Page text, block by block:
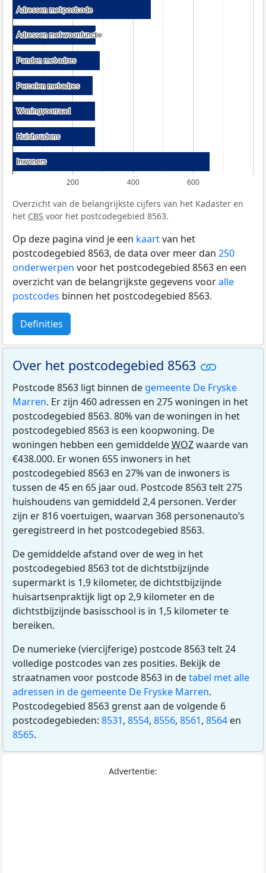
200 400 600
Adressen met postcode
Adressen met postcode
Adressen met woonfunctie
Adressen met woonfunctie
Panden met adres
Panden met adres
Percelen met adres
Percelen met adres
Woningvoorraad
Woningvoorraad
Huishoudens
Huishoudens
Inwoners
Inwoners
Overzicht van de belangrijkste cijfers van het Kadaster en
het CBS voor het postcodegebied 8563.
Op deze pagina vind je een kaartvan het
postcodegebied 8563, de data over meer dan 250
onderwerpen voor het postcodegebied 8563 en een
overzicht van de belangrijkste gegevens vooralle
postcodes binnen het postcodegebied 8563.
Definities
Over het postcodegebied 8563
Postcode 8563 ligt binnen de gemeente De Fryske
Marren. Er zijn 460 adressen en 275 woningen in het
postcodegebied 8563. 80% van de woningen in het
postcodegebied 8563 is een koopwoning. De
woningen hebben een gemiddeldeWOZwaarde van
€438.000. Er wonen 655 inwoners in het
postcodegebied 8563 en 27% van de inwoners is
tussen de 45 en 65 jaar oud. Postcode 8563 telt 275
huishoudens van gemiddeld 2,4 personen. Verder
zijn er 816 voertuigen, waarvan 368 personenauto’s
geregistreerd in het postcodegebied 8563.
De gemiddelde afstand over de weg in het
postcodegebied 8563 tot de dichtstbijzijnde
supermarkt is 1,9 kilometer, de dichtstbijzijnde
huisartsenpraktijk ligt op 2,9 kilometer en de
dichtstbijzijnde basisschool is in 1,5 kilometer te
bereiken.
De numerieke (viercijferige) postcode 8563 telt 24
volledige postcodes van zes posities. Bekijk de
straatnamen voor postcode 8563 in detabel met alle
adressen in de gemeente De Fryske Marren.
Postcodegebied 8563 grenst aan de volgende 6
postcodegebieden: 8531, 8554, 8556, 8561, 8564 en
8565.
Advertentie: